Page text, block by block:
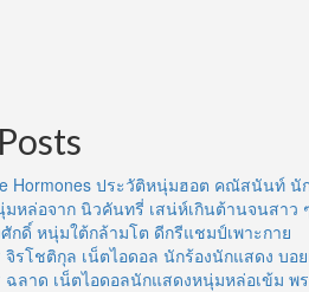
Hormones ประวัติหนุ่มฮอต คณัสนันท์ นั
ล่อจาก นิวคันทรี่ เสน่ห์เกินต้านจนสาว
กดิ์ หนุ่มใต้กล้ามโต ดีกรีแชมป์เพาะกาย
จิรโชติกุล เน็ตไอดอล นักร้องนักแสดง บอ
ลาด เน็ตไอดอลนักแสดงหนุ่มหล่อเข้ม พร